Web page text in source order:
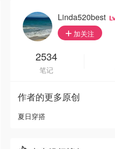
Linda520best
加关注
2534
笔记
作者的更多原创
夏日穿搭